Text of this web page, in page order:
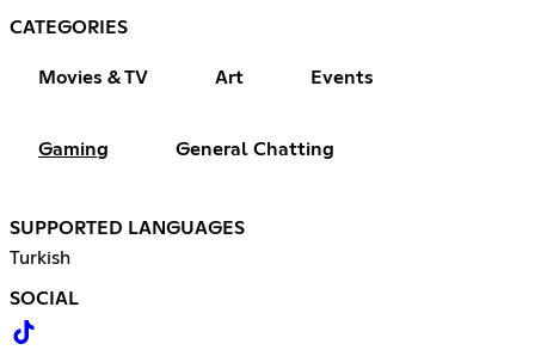
CATEGORIES
Movies & TV Art Events
Gaming General Chatting
SUPPORTED LANGUAGES
Turkish
SOCIAL